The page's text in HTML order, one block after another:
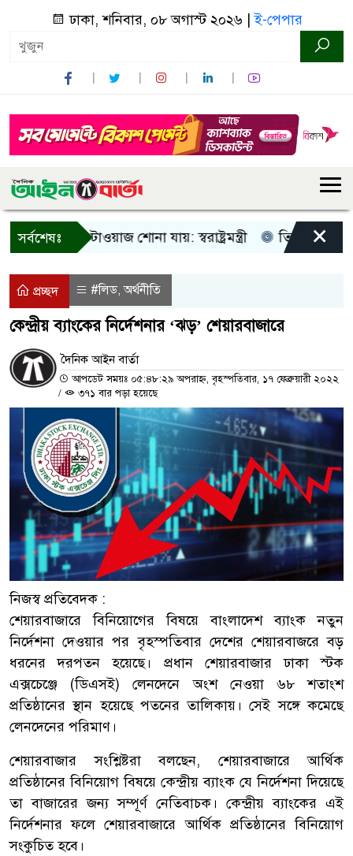
ঢাকা, শনিবার, ০৮ অগাস্ট ২০২৬ |ই-পেপার
সর্বশেষঃটাওয়াজ শোনা যায়: স্বরাষ্ট্রমন্ত্রী তিন দিনের মধ্যে
×
প্রচ্ছদ #লিড,অর্থনীতি
কেন্দ্রীয় ব্যাংকের নির্দেশনার ‘ঝড়’ শেয়ারবাজারে
দৈনিক আইন বার্তা
আপডেট সময়ঃ ০৫:৪৮:২৯ অপরাহ্ন, বৃহস্পতিবার, ১৭ ফেব্রুয়ারী ২০২২
/
৩৭১ বার পড়া হয়েছে
নিজস্ব প্রতিবেদক :
শেয়ারবাজারে বিনিয়োগের বিষয়ে বাংলাদেশ ব্যাংক নতুন
নির্দেশনা দেওয়ার পর বৃহস্পতিবার দেশের শেয়ারবাজরে বড়
ধরনের দরপতন হয়েছে। প্রধান শেয়ারবাজার ঢাকা স্টক
এক্সচেঞ্জে (ডিএসই) লেনদেনে অংশ নেওয়া ৬৮ শতাংশ
প্রতিষ্ঠানের স্থান হয়েছে পতনের তালিকায়। সেই সঙ্গে কমেছে
লেনদেনের পরিমাণ।
শেয়ারবাজার সংশ্লিষ্টরা বলছেন, শেয়ারবাজারে আর্থিক
প্রতিষ্ঠানের বিনিয়োগ বিষয়ে কেন্দ্রীয় ব্যাংক যে নির্দেশনা দিয়েছে
তা বাজারের জন্য সম্পূর্ণ নেতিবাচক। কেন্দ্রীয় ব্যাংকের এই
নির্দেশনার ফলে শেয়ারবাজারে আর্থিক প্রতিষ্ঠানের বিনিয়োগ
সংকুচিত হবে।